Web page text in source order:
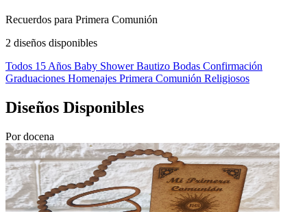
Recuerdos para Primera Comunión
2 diseños disponibles
Todos 15 Años Baby ShowerBautizo Bodas Confirmación
Graduaciones Homenajes Primera Comunión Religiosos
Diseños Disponibles
Por docena